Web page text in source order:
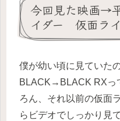
今回見た映画→
イダー 仮面ラ
僕が幼い頃に見ていた
BLACK→BLACK RXっ
ろん、それ以前の仮面
らビデオでしっかり見